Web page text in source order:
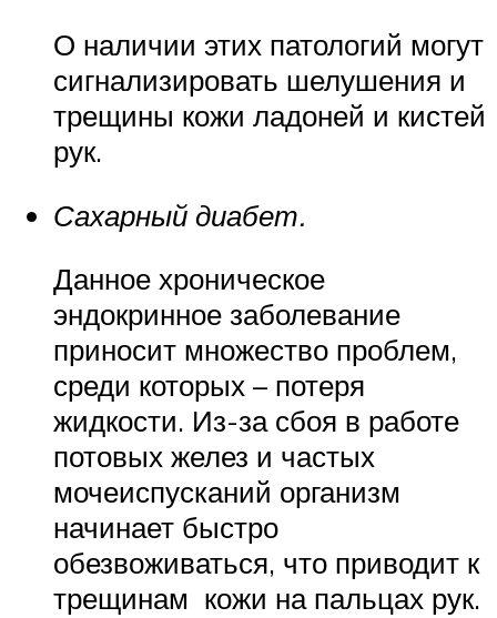
О наличии этих патологий могут
сигнализировать шелушения и
трещины кожи ладоней и кистей
рук.
Сахарный диабет.
Данное хроническое
эндокринное заболевание
приносит множество проблем,
среди которых – потеря
жидкости. Из-за сбоя в работе
потовых желез и частых
мочеиспусканий организм
начинает быстро
обезвоживаться, что приводит к
трещинам кожи на пальцах рук.